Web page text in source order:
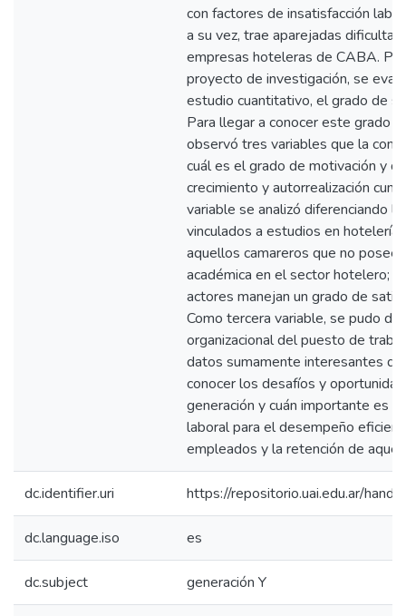
con factores de insatisfacción
a su vez, trae aparejadas
empresas hoteleras de CABA.
proyecto de investigación, se
estudio cuantitativo, el grado de
Para llegar a conocer este grado
observó tres variables que la
cuál es el grado de motivación y
crecimiento y autorrealización
variable se analizó diferenciando
vinculados a estudios en hotelería
aquellos camareros que no
académica en el sector hotelero;
actores manejan un grado de
Como tercera variable, se pudo
organizacional del puesto de
datos sumamente interesantes
conocer los desafíos y
generación y cuán importante es
laboral para el desempeño
empleados y la retención de
dc.identifier.uri https://repositorio.uai.edu.ar/
dc.language.iso es
dc.subject generación Y